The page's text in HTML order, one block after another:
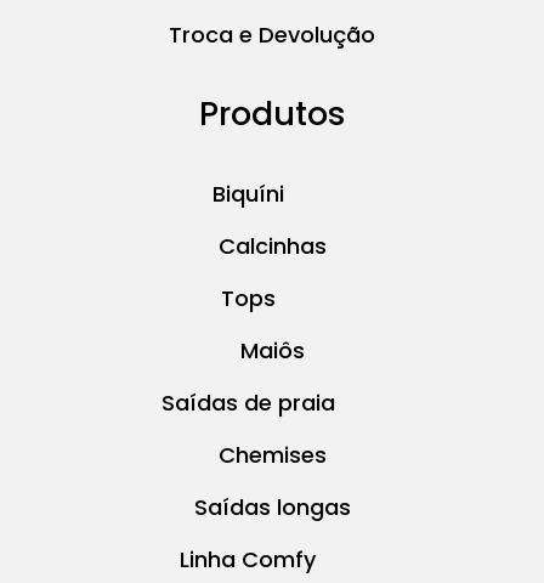
Troca e Devolução
Produtos
Biquíni
Calcinhas
Tops
Maiôs
Saídas de praia
Chemises
Saídas longas
Linha Comfy